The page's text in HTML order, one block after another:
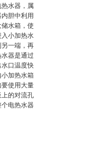
水器，属
胆中利用
水箱，使
小加热水
一端，再
器是通过
口温度快
加热水箱
使用大量
的对流孔
电热水器